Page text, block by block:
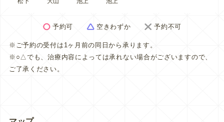
予約可 空きわずか 予約不可
※ご予約の受付は1ヶ月前の同日から承ります。
※○△でも、治療内容によっては承れない場合がございますので、
ご了承ください。